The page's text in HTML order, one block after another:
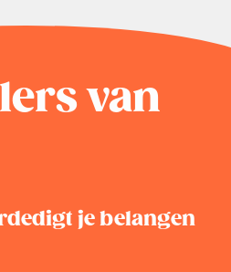
van
je belangen